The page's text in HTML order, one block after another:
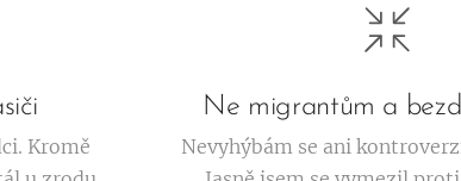
Kromě
Ne migrantům a
Nevyhýbám se ani